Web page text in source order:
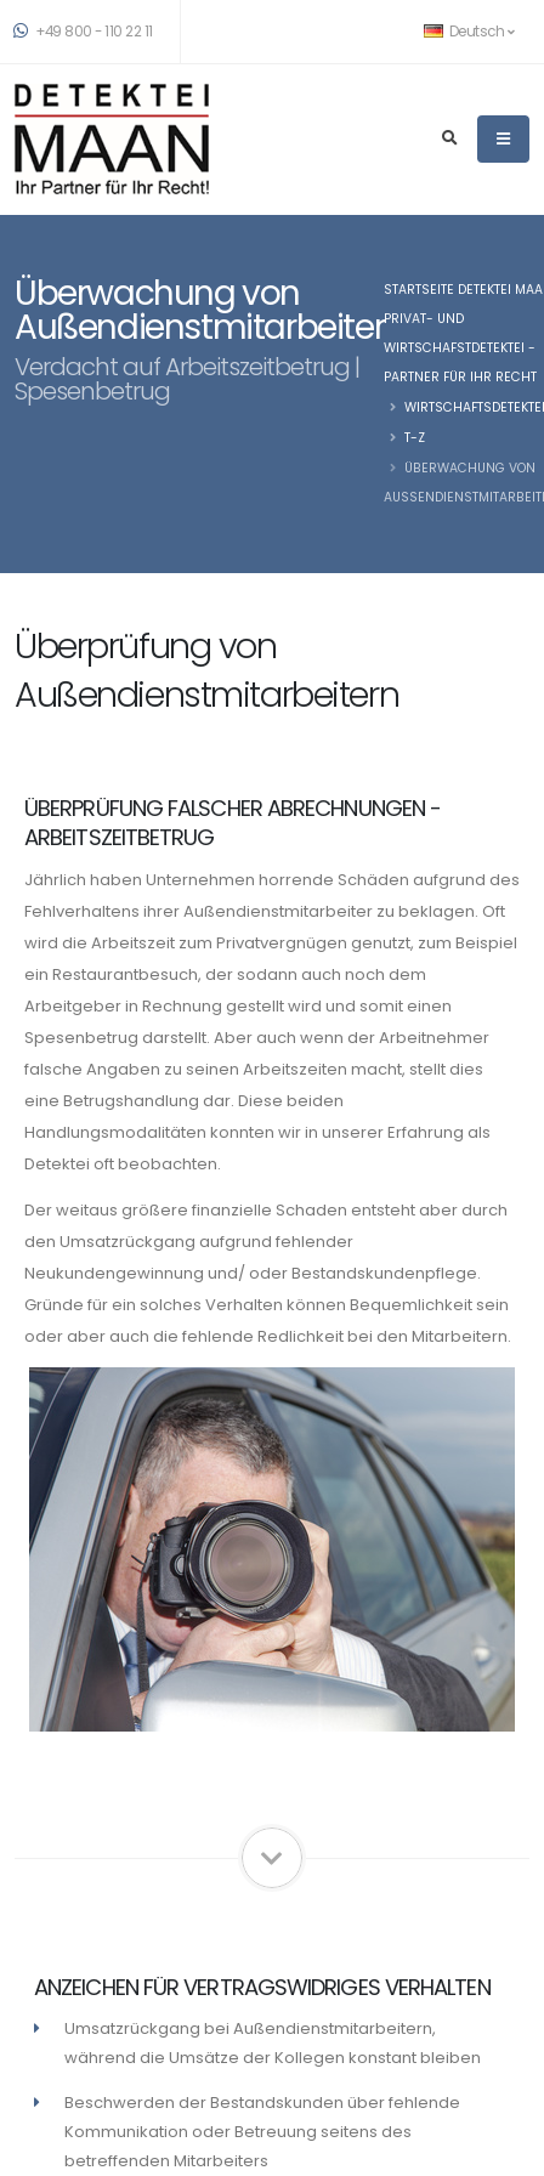
+49 800 - 110 22 11 Deutsch
Überwachung von
Außendienstmitarbeiter
Verdacht auf Arbeitszeitbetrug |
Spesenbetrug
STARTSEITE DETEKTEI
PRIVAT- UND
WIRTSCHAFSTDETEKTEI -
PARTNER FÜR IHR RECHT
T-Z
ÜBERWACHUNG VON
Überprüfung von
Außendienstmitarbeitern
ÜBERPRÜFUNG FALSCHER ABRECHNUNGEN -
ARBEITSZEITBETRUG
Jährlich haben Unternehmen horrende Schäden aufgrund des
Fehlverhaltens ihrer Außendienstmitarbeiter zu beklagen. Oft
wird die Arbeitszeit zum Privatvergnügen genutzt, zum Beispiel
ein Restaurantbesuch, der sodann auch noch dem
Arbeitgeber in Rechnung gestellt wird und somit einen
Spesenbetrug darstellt. Aber auch wenn der Arbeitnehmer
falsche Angaben zu seinen Arbeitszeiten macht, stellt dies
eine Betrugshandlung dar. Diese beiden
Handlungsmodalitäten konnten wir in unserer Erfahrung als
Detektei oft beobachten.
Der weitaus größere finanzielle Schaden entsteht aber durch
den Umsatzrückgang aufgrund fehlender
Neukundengewinnung und/ oder Bestandskundenpflege.
Gründe für ein solches Verhalten können Bequemlichkeit sein
oder aber auch die fehlende Redlichkeit bei den Mitarbeitern.
ANZEICHEN FÜR VERTRAGSWIDRIGES VERHALTEN
Umsatzrückgang bei Außendienstmitarbeitern,
während die Umsätze der Kollegen konstant bleiben
Beschwerden der Bestandskunden über fehlende
Kommunikation oder Betreuung seitens des
betreffenden Mitarbeiters